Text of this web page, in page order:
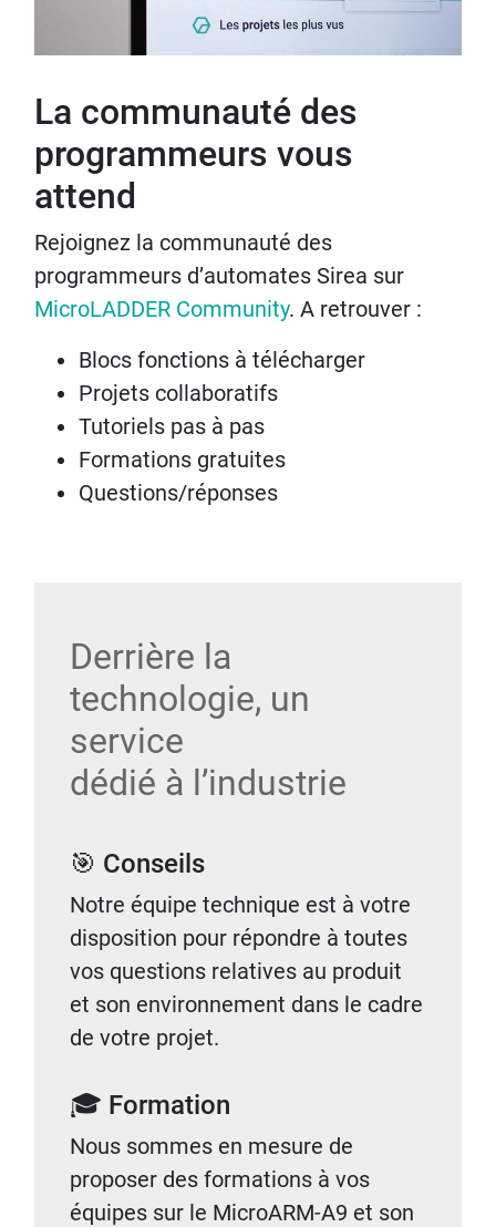
La communauté des
programmeurs vous
attend
Rejoignez la communauté des
programmeurs d’automates Sirea sur
MicroLADDER Community. A retrouver :
Blocs fonctions à télécharger
Projets collaboratifs
Tutoriels pas à pas
Formations gratuites
Questions/réponses
Derrière la
technologie, un
service
dédié à l’industrie
🎯 Conseils
Notre équipe technique est à votre
disposition pour répondre à toutes
vos questions relatives au produit
et son environnement dans le cadre
de votre projet.
🎓 Formation
Nous sommes en mesure de
proposer des formations à vos
équipes sur le MicroARM-A9 et son